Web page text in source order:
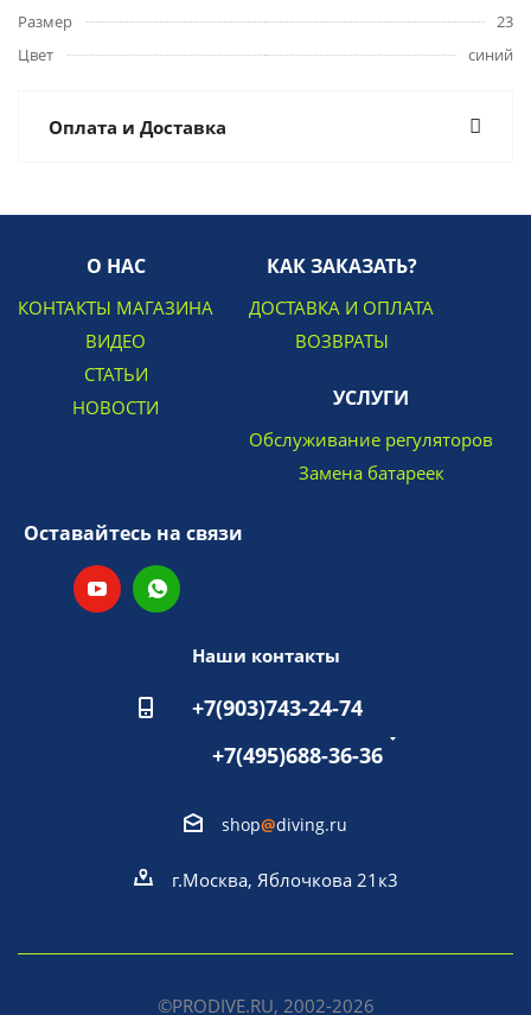
Размер
23
Цвет
синий
Оплата и Доставка
О НАС
КОНТАКТЫ МАГАЗИНА
ВИДЕО
СТАТЬИ
НОВОСТИ
КАК ЗАКАЗАТЬ?
ДОСТАВКА И ОПЛАТА
ВОЗВРАТЫ
УСЛУГИ
Обслуживание регуляторов
Замена батареек
Оставайтесь на связи
Наши контакты
+7(903)743-24-74
+7(495)688-36-36
shop@diving.ru
г.Москва, Яблочкова 21к3
©PRODIVE.RU, 2002-2026